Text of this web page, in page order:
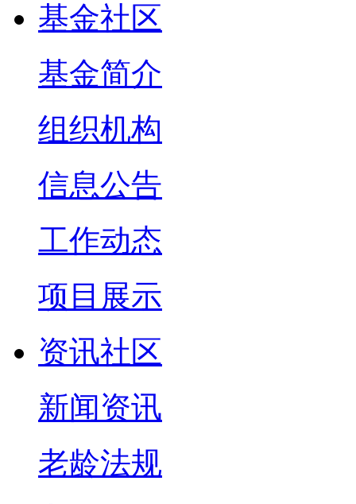
基金社区
基金简介
组织机构
信息公告
工作动态
项目展示
资讯社区
新闻资讯
老龄法规